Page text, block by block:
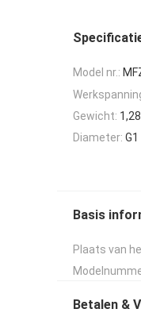
Model nr.:
Gewicht:
Diameter: G1
Basis
Plaats van
Betalen &